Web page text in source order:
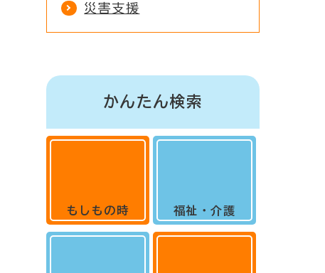
災害支援
かんたん検索
もしもの時 福祉・介護